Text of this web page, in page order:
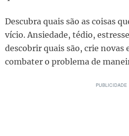
Descubra quais são as coisas
vício. Ansiedade, tédio,
descobrir quais são, crie novas
combater o problema de